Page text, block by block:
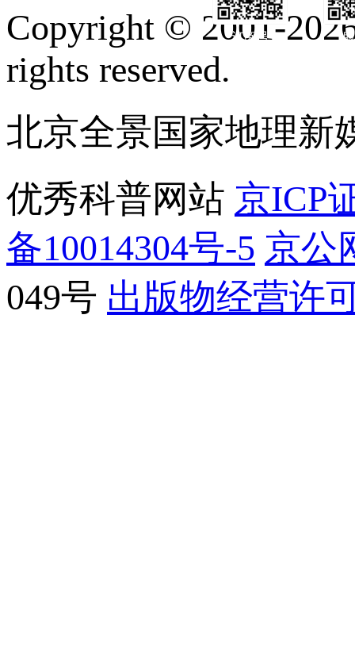
订阅号
Copyright © 2001-
rights reserved.
北京全景国家地理新
优秀科普网站 京ICP
备10014304号-5 京公
049号 出版物经营许